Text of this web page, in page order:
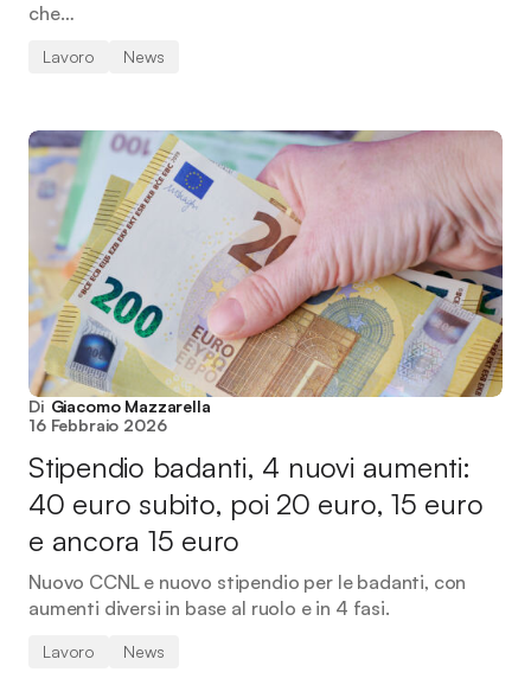
che…
Lavoro News
Di Giacomo Mazzarella
16 Febbraio 2026
Stipendio badanti, 4 nuovi aumenti:
40 euro subito, poi 20 euro, 15 euro
e ancora 15 euro
Nuovo CCNL e nuovo stipendio per le badanti, con
aumenti diversi in base al ruolo e in 4 fasi.
Lavoro News